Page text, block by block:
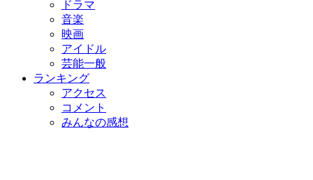
ドラマ
音楽
映画
アイドル
芸能一般
ランキング
アクセス
コメント
みんなの感想